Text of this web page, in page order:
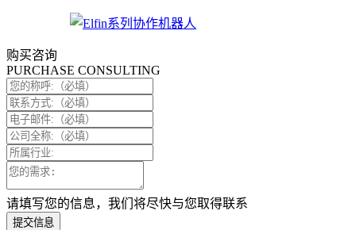
购买咨询
PURCHASE CONSULTING
请填写您的信息，我们将尽快与您取得联系
提交信息